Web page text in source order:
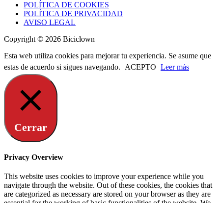
POLÍTICA DE COOKIES
POLÍTICA DE PRIVACIDAD
AVISO LEGAL
Copyright © 2026 Biciclown
Esta web utiliza cookies para mejorar tu experiencia. Se asume que
estas de acuerdo si sigues navegando. ACEPTO Leer más
Cerrar
Privacy Overview
This website uses cookies to improve your experience while you
navigate through the website. Out of these cookies, the cookies that
are categorized as necessary are stored on your browser as they are